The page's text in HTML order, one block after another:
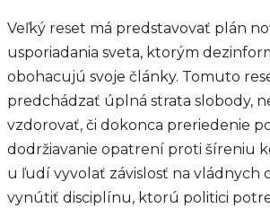
Veľký reset má predstavovať plán
usporiadania sveta, ktorým
obohacujú svoje články. Tomuto
predchádzať úplná strata slobody,
vzdorovať, či dokonca preriedenie
dodržiavanie opatrení proti šíreniu
u ľudí vyvolať závislosť na vládnych
vynútiť disciplínu, ktorú politici